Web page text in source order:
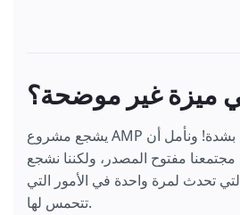
ميزة غير موضحة؟
يشجع مشروع AMP مشاركتك ومساهمتك بشدة! ونأمل أن
مفتوح المصدر، ولكننا نشجع
تحدث لمرة واحدة في الأمور التي
تتحمس لها.